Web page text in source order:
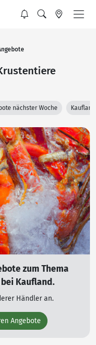
nächster Woche
zum Thema
Kaufland.
Händler an.
Angebote